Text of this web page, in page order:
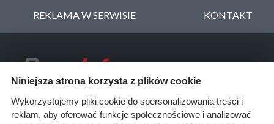
Siedziba
ul. Jordanowska 12, 04-204 Warszawa
Niniejsza strona korzysta z plików cookie
Wykorzystujemy pliki cookie do spersonalizowania treści i
reklam, aby oferować funkcje społecznościowe i analizować